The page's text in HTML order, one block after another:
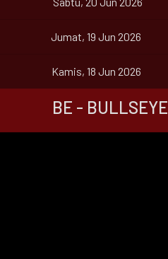
Jumat, 19 Jun 2026
Kamis, 18 Jun 2026
BE - BULLSEYE